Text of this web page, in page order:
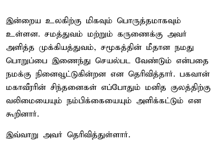
இன்றைய உலகிற்கு மிகவும் பொருத்தமாகவும்
உள்ளன. சமத்துவம் மற்றும் கருணைக்கு அவர்
அளித்த முக்கியத்துவம், சமூகத்தின் மீதான நமது
பொறுப்பை இணைந்து செயல்பட வேண்டும் என்பதை
நமக்கு நினைவூட்டுகின்றன என தெரிவித்தார். பகவான்
மகாவீரரின் சிந்தனைகள் எப்போதும் மனித குலத்திற்கு
வலிமையையும் நம்பிக்கையையும் அளிக்கட்டும் என
கூறினார்.
இவ்வாறு அவர் தெரிவித்துள்ளார்.